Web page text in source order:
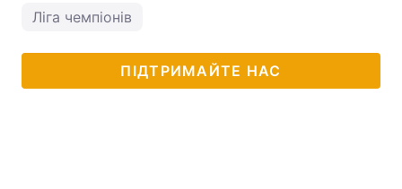
Ліга чемпіонів
ПІДТРИМАЙТЕ НАС